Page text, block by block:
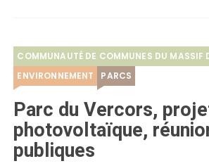
COMMUNAUTÉ DE COMMUNES DU MASSIF
ENVIRONNEMENT
PARCS
Parc du Vercors,
photovoltaïque,
publiques